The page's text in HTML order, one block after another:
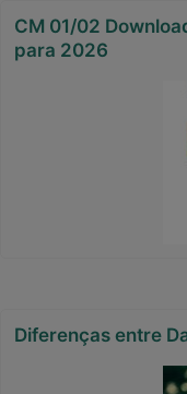
CM 01/02
para 2026
Diferenças entre